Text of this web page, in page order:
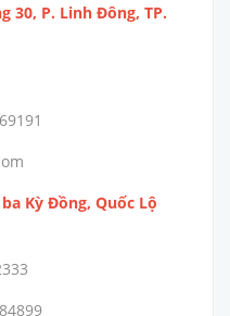
30, P. Linh Đông, TP.
Kỳ Đồng, Quốc Lộ